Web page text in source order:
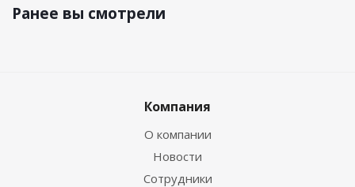
Ранее вы смотрели
Компания
О компании
Новости
Сотрудники